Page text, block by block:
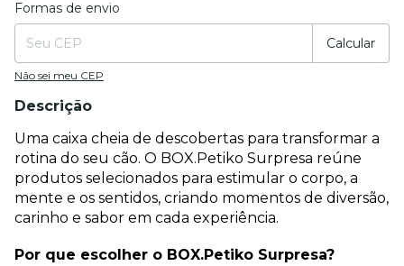
Entregas para o CEP:
Formas de envio
Calcular
Não sei meu CEP
Descrição
Uma caixa cheia de descobertas para transformar a
rotina do seu cão. O BOX.Petiko Surpresa reúne
produtos selecionados para estimular o corpo, a
mente e os sentidos, criando momentos de diversão,
carinho e sabor em cada experiência.
Por que escolher o BOX.Petiko Surpresa?